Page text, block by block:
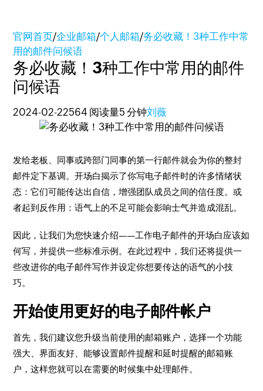
官网首页/企业邮箱/个人邮箱/务必收藏！3种工作中常
用的邮件问候语
务必收藏！3种工作中常用的邮件
问候语
2024-02-22564 阅读量5 分钟刘薇
发给老板、同事或跨部门同事的第一行邮件就会为你的整封
邮件定下基调。开场白揭示了你写电子邮件时的许多情绪状
态：它们可能传达出自信，增强团队成员之间的信任度。或
者起到反作用：语气上的不足可能会影响士气并造成混乱。
因此，让我们为您快速介绍——工作电子邮件的开场白应该如
何写，并提供一些标准示例。在此过程中，我们还将提供一
些改进你的电子邮件写作并设定你想要传达的语气的小技
巧。
开始使用更好的电子邮件帐户
首先，我们建议您升级当前使用的邮箱账户，选择一个功能
强大、界面友好、能够设置邮件提醒和延时提醒的邮箱账
户，这样您就可以在需要的时候集中处理邮件。